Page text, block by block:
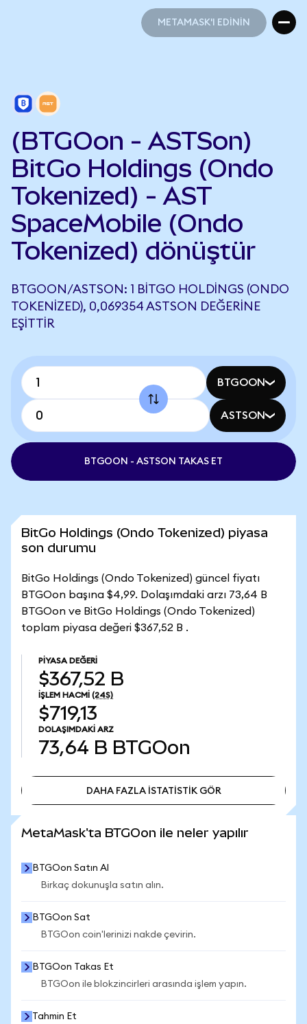
METAMASK'I EDİNİN
(BTGOon - ASTSon)
BitGo Holdings (Ondo
Tokenized) - AST
SpaceMobile (Ondo
Tokenized) dönüştür
BTGOON/ASTSON: 1 BITGO HOLDINGS (ONDO
TOKENIZED), 0,069354 ASTSON DEĞERINE
EŞITTIR
BTGOON
ASTSON
BTGOON - ASTSON TAKAS ET
BitGo Holdings (Ondo Tokenized) piyasa
son durumu
BitGo Holdings (Ondo Tokenized) güncel fiyatı
BTGOon başına $4,99. Dolaşımdaki arzı 73,64 B
BTGOon ve BitGo Holdings (Ondo Tokenized)
toplam piyasa değeri $367,52 B .
PIYASA DEĞERI
$367,52 B
İŞLEM HACMI (24S)
$719,13
DOLAŞIMDAKI ARZ
73,64 B BTGOon
DAHA FAZLA İSTATİSTİK GÖR
MetaMask'ta BTGOon ile neler yapılır
BTGOon Satın Al
Birkaç dokunuşla satın alın.
BTGOon Sat
BTGOon coin'lerinizi nakde çevirin.
BTGOon Takas Et
BTGOon ile blokzincirleri arasında işlem yapın.
Tahmin Et